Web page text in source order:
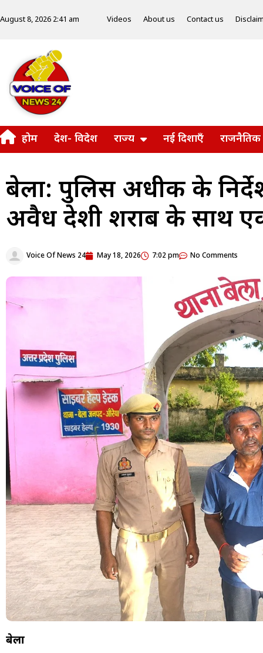
August 8, 2026 2:41 am Videos About us Contact us
होम देश- विदेश राज्य नई दिशाएँ राजनैतिक
बेला: पुलिस अधीक्षक के
अवैध देशी शराब के साथ
Voice Of News 24 May 18, 2026 7:02 pm No Comments
बेला